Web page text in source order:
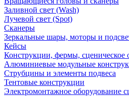
Заливной свет (Wash)
Лучевой свет (Spot)
Сканеры
Зеркальные шары, моторы и
Кейсы
Конструкции, фермы, сценическое
Алюминиевые модульные
Струбцины и элементы подвеса
Тентовые конструкции
Электромонтажное оборудование